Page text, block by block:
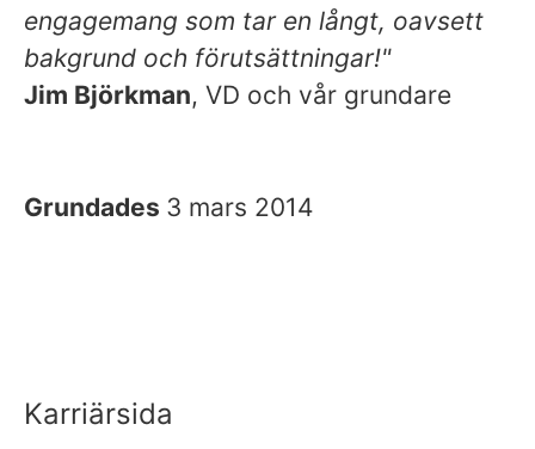
engagemang som tar en långt, oavsett
bakgrund och förutsättningar!"
Jim Björkman, VD och vår grundare
Grundades 3 mars 2014
Karriärsida